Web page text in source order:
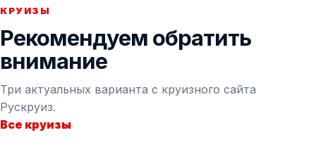
КРУИЗЫ
Рекомендуем обратить
внимание
Три актуальных варианта с круизного сайта
Рускруиз.
Все круизы